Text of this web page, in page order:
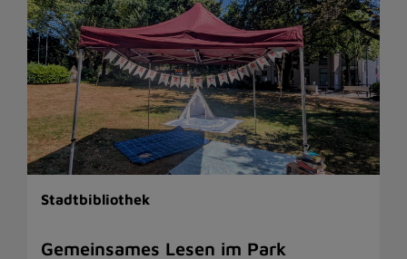
Stadtbibliothek
Gemeinsames Lesen im Park